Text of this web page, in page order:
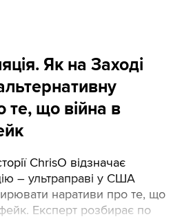
Як на Заході
те, що війна в
ChrisO відзначає
– ультраправі у США
наративи про те, що
Експерт розбирає по